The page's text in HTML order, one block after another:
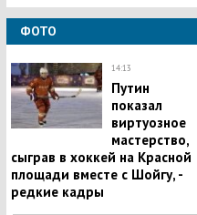
ФОТО
14:13
Путин
показал
виртуозное
мастерство,
сыграв в хоккей на Красной
площади вместе с Шойгу, -
редкие кадры